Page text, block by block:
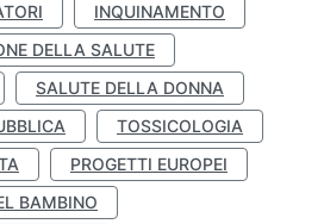
INQUINAMENTO
DELLA SALUTE
SALUTE DELLA DONNA
TOSSICOLOGIA
PROGETTI EUROPEI
BAMBINO